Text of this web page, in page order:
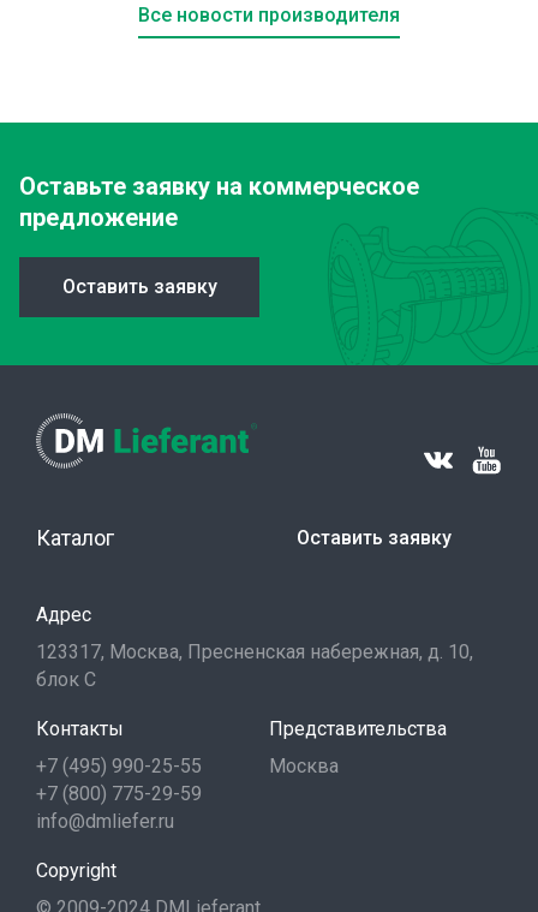
Все новости производителя
Оставьте заявку на коммерческое
предложение
Оставить заявку
Каталог Оставить заявку
Адрес
123317, Москва, Пресненская набережная, д. 10,
блок С
Контакты
+7 (495) 990-25-55
+7 (800) 775-29-59
info@dmliefer.ru
Представительства
Москва
Copyright